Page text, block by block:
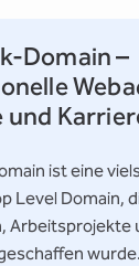
Domain –
und
ist eine
Level Domain,
Arbeitsprojekte